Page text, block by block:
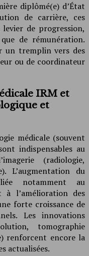
diplômé(e) d’État
de carrière, ces
de progression,
de rémunération.
un tremplin vers des
ou de coordinateur
IRM et
et
médicale (souvent
indispensables au
(radiologie,
L’augmentation du
notamment au
l’amélioration des
forte croissance de
Les innovations
tomographie
renforcent encore la
actualisées.